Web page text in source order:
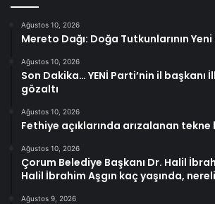
Ağustos 10, 2026
Mereto Dağı: Doğa Tutkunlarının
Ağustos 10, 2026
Son Dakika… YENİ Parti’nin il başkanı
gözaltı
Ağustos 10, 2026
Fethiye açıklarında arızalanan tekne
Ağustos 10, 2026
Çorum Belediye Başkanı Dr. Halil
Halil İbrahim Aşgın kaç yaşında,
Ağustos 9, 2026